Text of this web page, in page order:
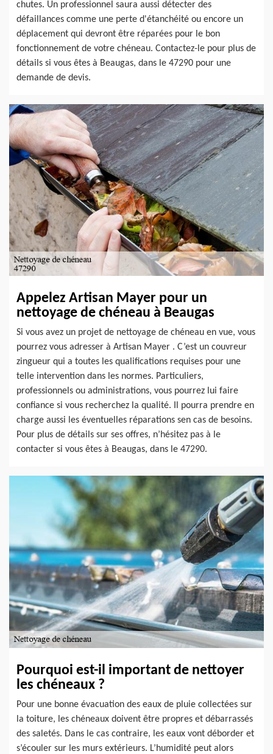
chutes. Un professionnel saura aussi détecter des
défaillances comme une perte d'étanchéité ou encore un
déplacement qui devront être réparées pour le bon
fonctionnement de votre chéneau. Contactez-le pour plus de
détails si vous êtes à Beaugas, dans le 47290 pour une
demande de devis.
Appelez Artisan Mayer pour un
nettoyage de chéneau à Beaugas
Si vous avez un projet de nettoyage de chéneau en vue, vous
pourrez vous adresser à Artisan Mayer . C’est un couvreur
zingueur qui a toutes les qualifications requises pour une
telle intervention dans les normes. Particuliers,
professionnels ou administrations, vous pourrez lui faire
confiance si vous recherchez la qualité. Il pourra prendre en
charge aussi les éventuelles réparations sen cas de besoins.
Pour plus de détails sur ses offres, n’hésitez pas à le
contacter si vous êtes à Beaugas, dans le 47290.
Pourquoi est-il important de nettoyer
les chéneaux ?
Pour une bonne évacuation des eaux de pluie collectées sur
la toiture, les chéneaux doivent être propres et débarrassés
des saletés. Dans le cas contraire, les eaux vont déborder et
s’écouler sur les murs extérieurs. L’humidité peut alors